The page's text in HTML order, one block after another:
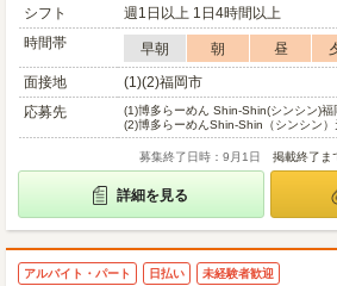
シフト
週1日以上 1日4時間以上
時間帯
早朝 朝 昼
面接地
(1)(2)福岡市
応募先
(1)博多らーめん Shin-Shin(シンシン)福
(2)博多らーめんShin-Shin（シンシン）
募集終了日時：9月1日 掲載終了ま
詳細を見る
アルバイト・パート 日払い 未経験者歓迎